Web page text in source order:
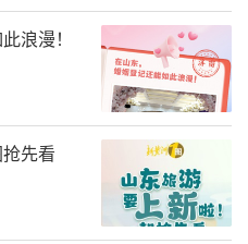
浪漫！
先看